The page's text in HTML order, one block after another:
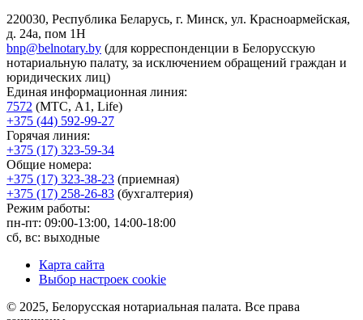
220030, Республика Беларусь, г. Минск, ул. Красноармейская,
д. 24а, пом 1Н
bnp@belnotary.by (для корреспонденции в Белорусскую
нотариальную палату, за исключением обращений граждан и
юридических лиц)
Единая информационная линия:
7572 (МТС, A1, Life)
+375 (44) 592-99-27
Горячая линия:
+375 (17) 323-59-34
Общие номера:
+375 (17) 323-38-23 (приемная)
+375 (17) 258-26-83 (бухгалтерия)
Режим работы:
пн-пт: 09:00-13:00, 14:00-18:00
сб, вс: выходные
Карта сайта
Выбор настроек cookie
© 2025, Белорусская нотариальная палата. Все права